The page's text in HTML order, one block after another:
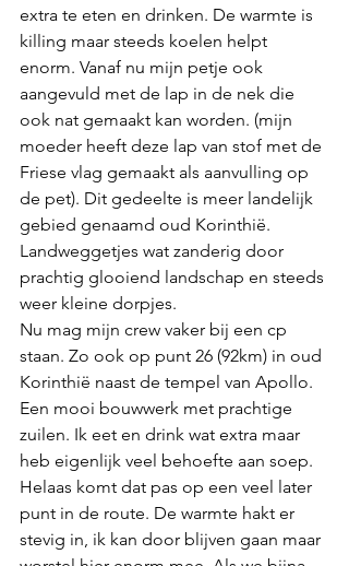
extra te eten en drinken. De warmte is
killing maar steeds koelen helpt
enorm. Vanaf nu mijn petje ook
aangevuld met de lap in de nek die
ook nat gemaakt kan worden. (mijn
moeder heeft deze lap van stof met de
Friese vlag gemaakt als aanvulling op
de pet). Dit gedeelte is meer landelijk
gebied genaamd oud Korinthië.
Landweggetjes wat zanderig door
prachtig glooiend landschap en steeds
weer kleine dorpjes.
Nu mag mijn crew vaker bij een cp
staan. Zo ook op punt 26 (92km) in oud
Korinthië naast de tempel van Apollo.
Een mooi bouwwerk met prachtige
zuilen. Ik eet en drink wat extra maar
heb eigenlijk veel behoefte aan soep.
Helaas komt dat pas op een veel later
punt in de route. De warmte hakt er
stevig in, ik kan door blijven gaan maar